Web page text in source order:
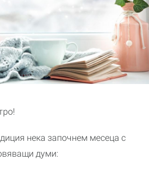
нека започнем месеца с
думи: